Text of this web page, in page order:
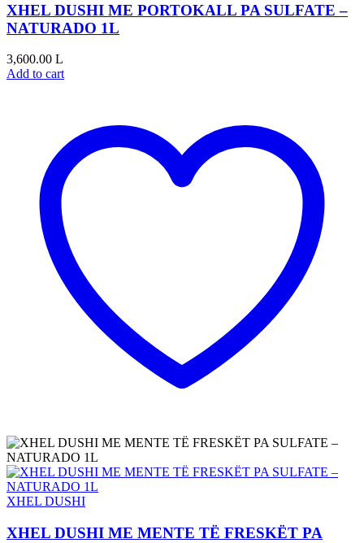
XHEL DUSHI ME PORTOKALL PA SULFATE –
NATURADO 1L
3,600.00 L
Add to cart
XHEL DUSHI
XHEL DUSHI ME MENTE TË FRESKËT PA